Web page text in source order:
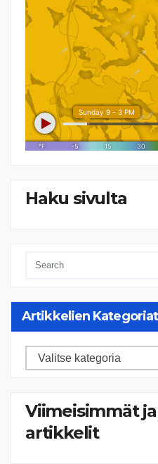
Haku sivulta
Artikkelien Kategoriat
Artikkelien
Viimeisimmät
artikkelit